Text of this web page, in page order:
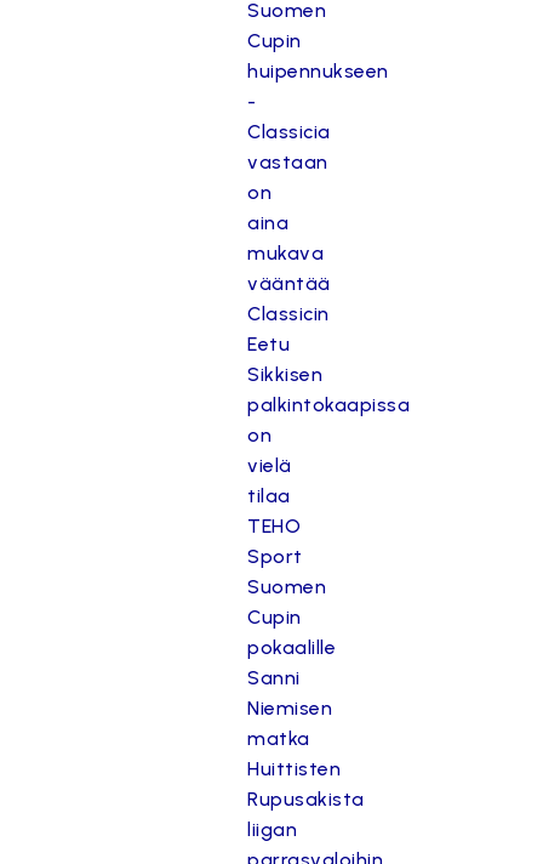
Suomen
Cupin
huipennukseen
-
Classicia
vastaan
on
aina
mukava
vääntää
Classicin
Eetu
Sikkisen
palkintokaapissa
on
vielä
tilaa
TEHO
Sport
Suomen
Cupin
pokaalille
Sanni
Niemisen
matka
Huittisten
Rupusakista
liigan